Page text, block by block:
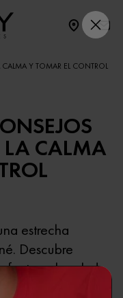
Y TOMAR EL CONTROL
LA CALMA
estrecha
Descubre
a la salud